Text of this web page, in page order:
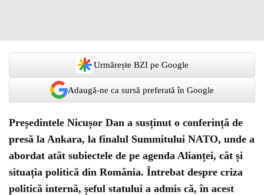
Urmărește BZI pe Google
Adaugă-ne ca sursă preferată în Google
Președintele Nicușor Dan a susținut o conferință de
presă la Ankara, la finalul Summitului NATO, unde a
abordat atât subiectele de pe agenda Alianței, cât și
situația politică din România. Întrebat despre criza
politică internă, șeful statului a admis că, în acest